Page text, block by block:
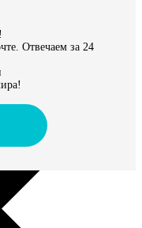
Отвечаем за 24